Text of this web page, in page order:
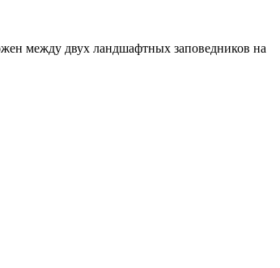
между двух ландшафтных заповедников на